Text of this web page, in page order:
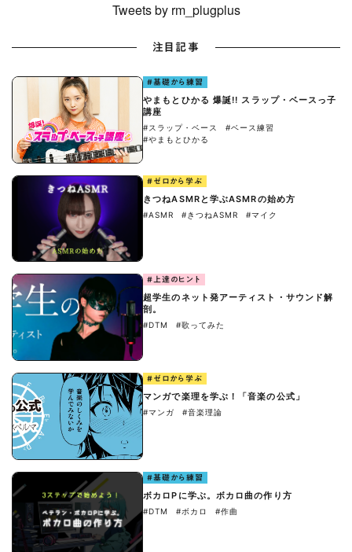
Tweets by rm_plugplus
注目記事
#基礎から練習
やまもとひかる 爆誕!! スラップ・ベースっ子
講座
#スラップ・ベース
#ベース練習
#やまもとひかる
#ゼロから学ぶ
きつねASMRと学ぶASMRの始め方
#ASMR #きつねASMR #マイク
#上達のヒント
超学生のネット発アーティスト・サウンド解
剖。
#DTM #歌ってみた
#ゼロから学ぶ
マンガで楽理を学ぶ！「音楽の公式」
#マンガ #音楽理論
#基礎から練習
ボカロPに学ぶ。ボカロ曲の作り方
#DTM #ボカロ #作曲